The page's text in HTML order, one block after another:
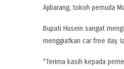
Ajibarang, tokoh pemuda
Bupati Husein sangat
menggiatkan car free day.
“Terima kasih kepada